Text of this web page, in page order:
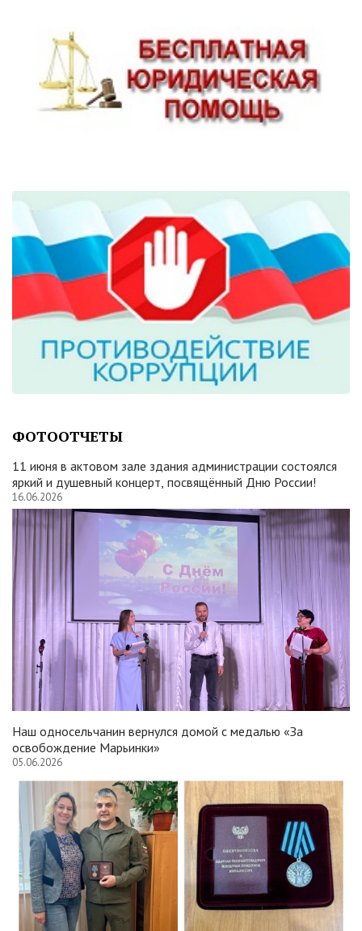
ФОТООТЧЕТЫ
11 июня в актовом зале здания администрации состоялся
яркий и душевный концерт, посвящённый Дню России!
16.06.2026
Наш односельчанин вернулся домой с медалью «За
освобождение Марьинки»
05.06.2026